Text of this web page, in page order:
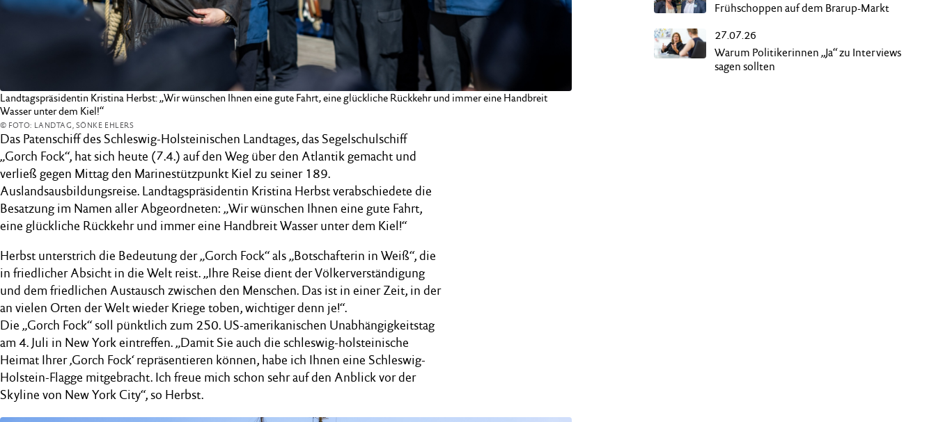
Landtagspräsidentin Kristina Herbst: „Wir wünschen Ihnen eine gute Fahrt, eine glückliche Rückkehr und immer eine Handbreit
Wasser unter dem Kiel!“
© FOTO: LANDTAG, SÖNKE EHLERS
Das Patenschiff des Schleswig-Holsteinischen Landtages, das Segelschulschiff
„Gorch Fock“, hat sich heute (7.4.) auf den Weg über den Atlantik gemacht und
verließ gegen Mittag den Marinestützpunkt Kiel zu seiner 189.
Auslandsausbildungsreise. Landtagspräsidentin Kristina Herbst verabschiedete die
Besatzung im Namen aller Abgeordneten: „Wir wünschen Ihnen eine gute Fahrt,
eine glückliche Rückkehr und immer eine Handbreit Wasser unter dem Kiel!“
Herbst unterstrich die Bedeutung der „Gorch Fock“ als „Botschafterin in Weiß“, die
in friedlicher Absicht in die Welt reist. „Ihre Reise dient der Völkerverständigung
und dem friedlichen Austausch zwischen den Menschen. Das ist in einer Zeit, in der
an vielen Orten der Welt wieder Kriege toben, wichtiger denn je!“.
Die „Gorch Fock“ soll pünktlich zum 250. US-amerikanischen Unabhängigkeitstag
am 4. Juli in New York eintreffen. „Damit Sie auch die schleswig-holsteinische
Heimat Ihrer ‚Gorch Fock‘ repräsentieren können, habe ich Ihnen eine Schleswig-
Holstein-Flagge mitgebracht. Ich freue mich schon sehr auf den Anblick vor der
Skyline von New York City“, so Herbst.
Frühschoppen auf dem Brarup-Markt
27.07.26
Warum Politikerinnen „Ja“ zu Interviews
sagen sollten